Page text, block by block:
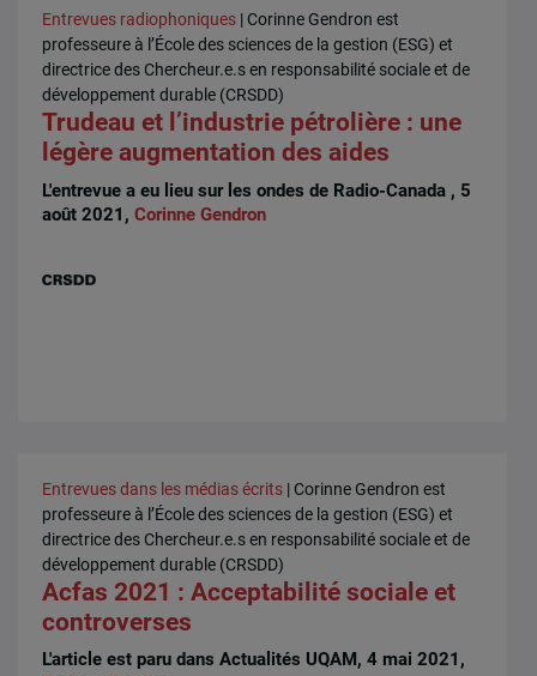
Entrevues radiophoniques | Corinne Gendron est
professeure à l’École des sciences de la gestion (ESG) et
directrice des Chercheur.e.s en responsabilité sociale et de
développement durable (CRSDD)
Trudeau et l’industrie pétrolière : une
légère augmentation des aides
L'entrevue a eu lieu sur les ondes de Radio-Canada , 5
août 2021,Corinne Gendron
Entrevues dans les médias écrits | Corinne Gendron est
professeure à l’École des sciences de la gestion (ESG) et
directrice des Chercheur.e.s en responsabilité sociale et de
développement durable (CRSDD)
Acfas 2021 : Acceptabilité sociale et
controverses
L'article est paru dans Actualités UQAM, 4 mai 2021,